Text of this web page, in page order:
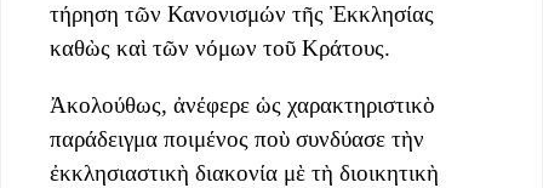
τήρηση τῶν Κανονισμών τῆς Ἐκκλησίας
καθὼς καὶ τῶν νόμων τοῦ Κράτους.
Ἀκολούθως, ἀνέφερε ὡς χαρακτηριστικὸ
παράδειγμα ποιμένος ποὺ συνδύασε τὴν
ἐκκλησιαστικὴ διακονία μὲ τὴ διοικητικὴ